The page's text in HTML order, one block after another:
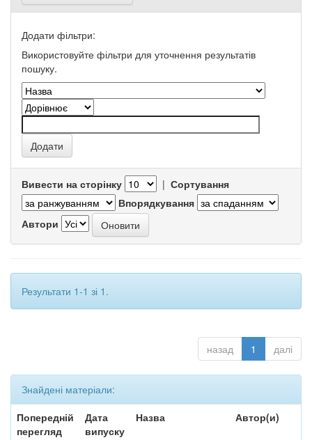
Додати фільтри:
Використовуйте фільтри для уточнення результатів
пошуку.
Вивести на сторінку | Сортування
Впорядкування
Автори
Результати 1-1 зі 1.
назад 1 далі
Знайдені матеріали:
Попередній
перегляд
Дата
випуску
Назва Автор(и)